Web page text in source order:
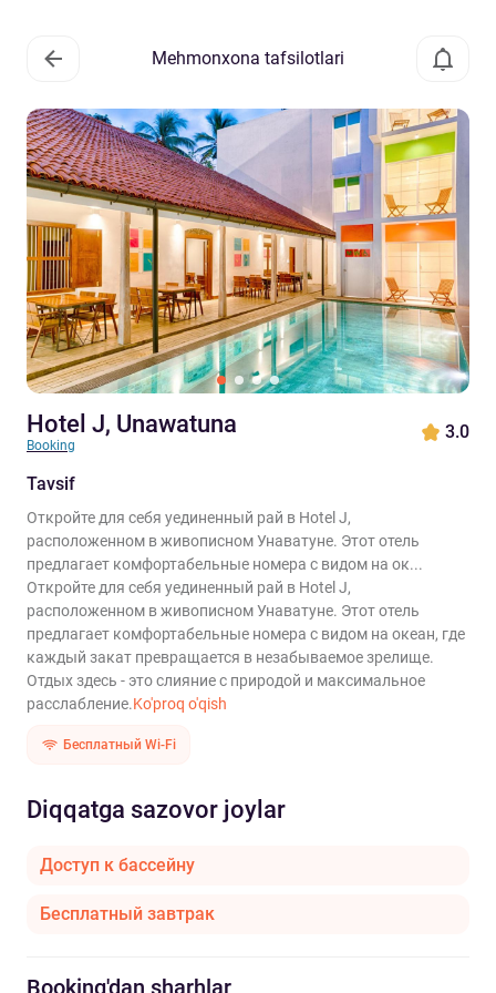
Mehmonxona tafsilotlari
Hotel J, Unawatuna
Booking
3.0
Tavsif
Откройте для себя уединенный рай в Hotel J,
расположенном в живописном Унаватуне. Этот отель
предлагает комфортабельные номера с видом на ок...
Откройте для себя уединенный рай в Hotel J,
расположенном в живописном Унаватуне. Этот отель
предлагает комфортабельные номера с видом на океан, где
каждый закат превращается в незабываемое зрелище.
Отдых здесь - это слияние с природой и максимальное
расслабление.Ko'proq o'qish
Бесплатный Wi-Fi
Diqqatga sazovor joylar
Доступ к бассейну
Бесплатный завтрак
Booking'dan sharhlar